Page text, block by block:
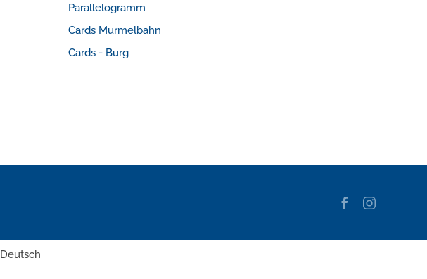
Parallelogramm
Cards Murmelbahn
Cards - Burg
Deutsch